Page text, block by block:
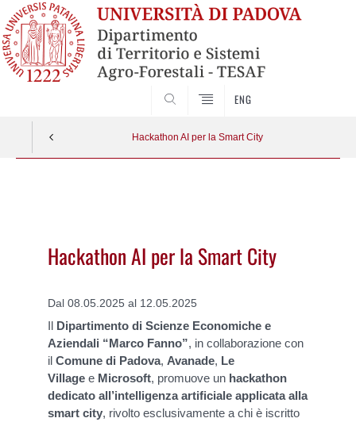
ENG
Hackathon AI per la Smart City
Hackathon AI per la Smart City
Dal 08.05.2025 al 12.05.2025
Il Dipartimento di Scienze Economiche e
Aziendali “Marco Fanno”, in collaborazione con
il Comune di Padova, Avanade, Le
Village e Microsoft, promuove un hackathon
dedicato all’intelligenza artificiale applicata alla
smart city, rivolto esclusivamente a chi è iscritto